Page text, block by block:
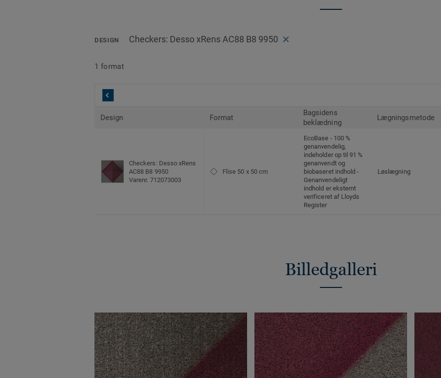
Et sæt med 5 x 4 farvekodede gulvfliser
DESIGN Checkers: Desso xRens AC88 B8 9950
1 format
Design Format
Bagsidens
beklædning
Lægningsmetode
Checkers: Desso xRens
AC88 B8 9950
Varenr. 712073003
Flise 50 x 50 cm
EcoBase - 100 %
genanvendelig,
indeholder op til 91 %
genanvendt og
biobaseret indhold -
Genanvendeligt
indhold er eksternt
verificeret af Lloyds
Register
Løslægning
Billedgalleri